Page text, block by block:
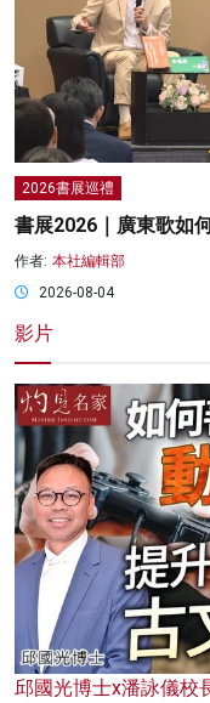
2026書展巡禮
書展2026｜廣東歌如
作者: 本社編輯部
2026-08-04
影片
邱國光博士x潘詠儀校